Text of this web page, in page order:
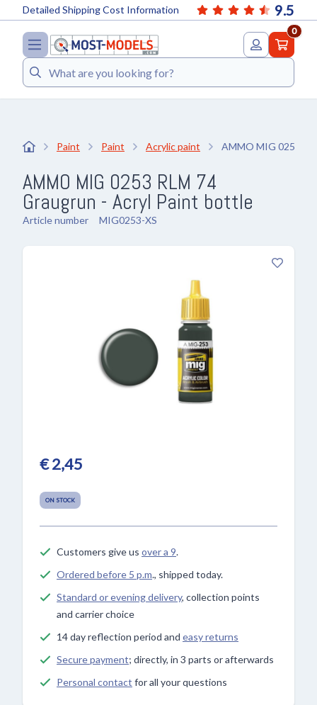
9.5
Detailed Shipping Cost Information
0
Search
Paint Paint Acrylic paint AMMO MIG 0253
AMMO MIG 0253 RLM 74
Graugrun - Acryl Paint bottle
Article number MIG0253-XS
€ 2,45
ON STOCK
Customers give us over a 9.
Ordered before 5 p.m., shipped today.
Standard or evening delivery, collection points
and carrier choice
14 day reflection period and easy returns
Secure payment; directly, in 3 parts or afterwards
Personal contact for all your questions